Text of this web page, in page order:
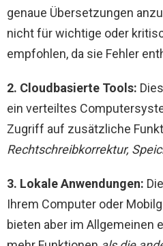
genaue Übersetzungen
nicht für wichtige oder
empfohlen, da sie Fehler
2. Cloudbasierte Tools:
ein verteiltes
Zugriff auf zusätzliche
Rechtschreibkorrektur,
3. Lokale Anwendungen:
Ihrem Computer oder
bieten aber im Allgemeinen